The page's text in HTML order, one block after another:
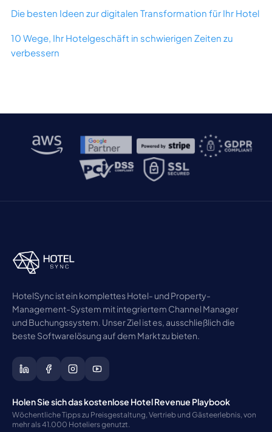
Die besten Ideen zur digitalen Transformation für Ihr Hotel
10 Wege, Ihr Hotelgeschäft in schwierigen Zeiten zu
verbessern
HotelSync ist ein komplettes Hotel- und Property-
Management-System mit integriertem Channel Manager
und Buchungssystem. Unser Ziel ist es, ausschließlich die
beste Softwarelösung auf dem Markt zu bieten.
Holen Sie sich das kostenlose Hotel Revenue Playbook
Wöchentliche Tipps zu Preisgestaltung, Vertrieb und Gästeerlebnis, von
mehr als 41.000 Hoteliers genutzt.